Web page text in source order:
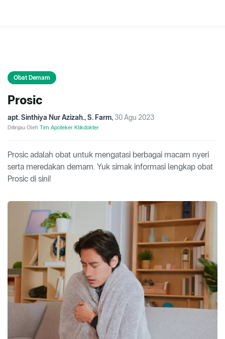
Obat Demam
Prosic
apt. Sinthiya Nur Azizah., S. Farm, 30 Agu 2023
Ditinjau Oleh Tim Apoteker Klikdokter
Prosic adalah obat untuk mengatasi berbagai macam nyeri
serta meredakan demam. Yuk simak informasi lengkap obat
Prosic di sini!